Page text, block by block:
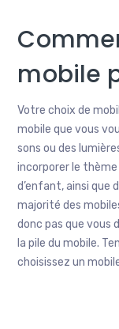
mobile
Votre choix de
mobile que vous
sons ou des
incorporer le
d’enfant, ainsi que
majorité des
donc pas que vous
la pile du mobile.
choisissez un